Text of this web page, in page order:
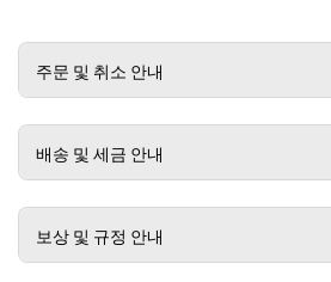
주문 및 취소 안내
배송 및 세금 안내
보상 및 규정 안내